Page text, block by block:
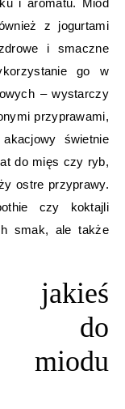
i aromatu. Miód
z jogurtami
i smaczne
go w
– wystarczy
przyprawami,
świetnie
do mięs czy ryb,
ostre przyprawy.
czy koktajli
smak, ale także
do